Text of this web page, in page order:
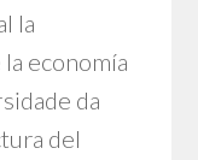
la
economía
da
del